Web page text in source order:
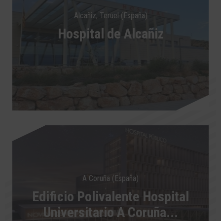
Alcañiz, Teruel (España)
Hospital de Alcañiz
A Coruña (España)
Edificio Polivalente Hospital
Universitario A Coruña...